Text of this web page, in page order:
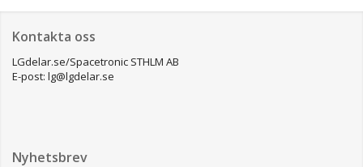
Kontakta oss
LGdelar.se/Spacetronic STHLM AB
E-post: lg@lgdelar.se
Nyhetsbrev